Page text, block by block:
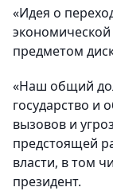
«Идея о
предметом
«Наш общий
государство и
вызовов и
предстоящей
власти, в том
президент.